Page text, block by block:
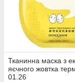
Тканинна маска з
яєчного жовтка
01.26